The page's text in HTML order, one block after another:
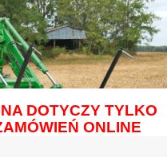
DOTYCZY TYLKO
ONLINE